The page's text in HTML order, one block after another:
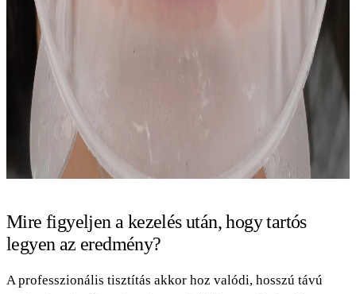
Mire figyeljen a kezelés után, hogy tartós
legyen az eredmény?
A professzionális tisztítás akkor hoz valódi, hosszú távú